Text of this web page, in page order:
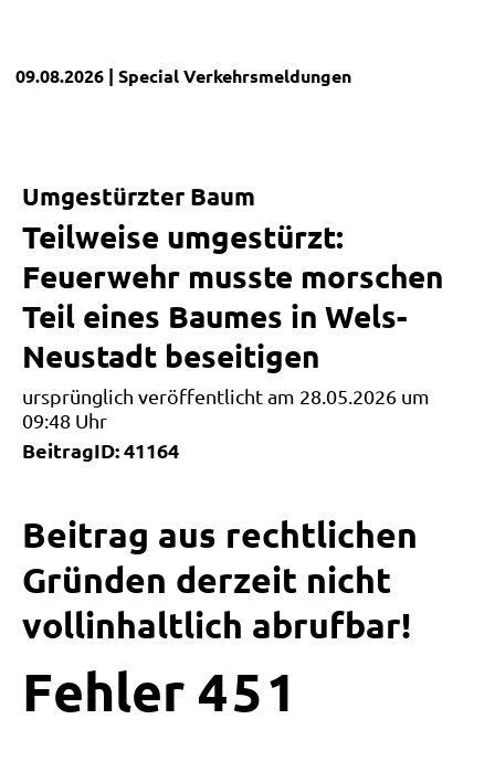
09.08.2026 | SpecialVerkehrsmeldungen
Umgestürzter Baum
Teilweise umgestürzt:
Feuerwehr musste morschen
Teil eines Baumes in Wels-
Neustadt beseitigen
ursprünglich veröffentlicht am 28.05.2026 um
09:48 Uhr
BeitragID: 41164
Beitrag aus rechtlichen
Gründen derzeit nicht
vollinhaltlich abrufbar!
Fehler 4 5 1